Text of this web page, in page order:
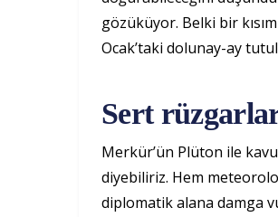
gözüküyor. Belki bir
Ocak’taki dolunay-ay
Sert
Merkür’ün Plüton ile
diyebiliriz. Hem
diplomatik alana damga